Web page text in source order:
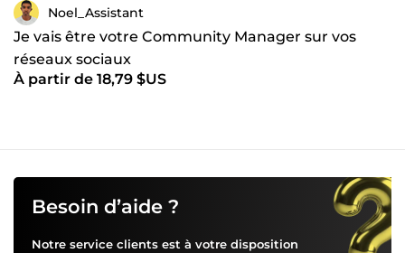
Noel_Assistant
Je vais être votre Community Manager sur vos
réseaux sociaux
À partir de 18,79 $US
Besoin d’aide ?
Notre service clients est à votre disposition